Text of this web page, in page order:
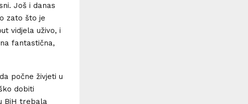
Još i danas
zato što je
vidjela uživo, i
fantastična,
počne živjeti u
dobiti
BiH trebala